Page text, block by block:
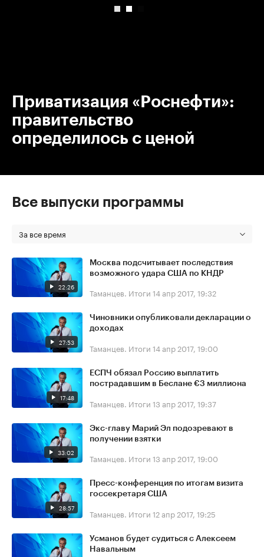
Приватизация «Роснефти»:
правительство
определилось с ценой
Все выпуски программы
За все время
22:26
Москва подсчитывает последствия
возможного удара США по КНДР
Таманцев. Итоги 14 апр 2017, 19:32
27:53
Чиновники опубликовали декларации о
доходах
Таманцев. Итоги 14 апр 2017, 19:00
17:48
ЕСПЧ обязал Россию выплатить
пострадавшим в Беслане €3 миллиона
Таманцев. Итоги 13 апр 2017, 19:37
33:02
Экс-главу Марий Эл подозревают в
получении взятки
Таманцев. Итоги 13 апр 2017, 19:00
28:57
Пресс-конференция по итогам визита
госсекретаря США
Таманцев. Итоги 12 апр 2017, 19:25
Усманов будет судиться с Алексеем
Навальным